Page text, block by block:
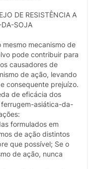
DE RESISTÊNCIA A
DA-SOJA
mecanismo de
pode contribuir para
causadores de
de ação, levando
consequente prejuízo.
de eficácia dos
asiática-da-
formulados em
de ação distintos
que possível; Se o
de ação, nunca